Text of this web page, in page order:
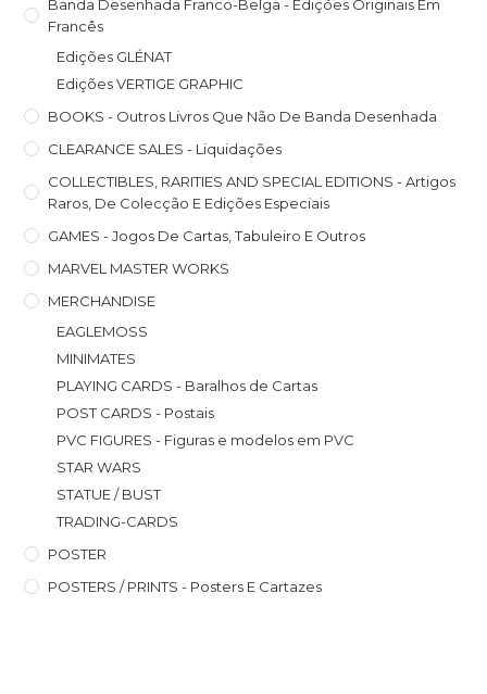
Banda Desenhada Franco-Belga - Edições Originais Em
Francês
Edições GLÉNAT
Edições VERTIGE GRAPHIC
BOOKS - Outros Livros Que Não De Banda Desenhada
CLEARANCE SALES - Liquidações
COLLECTIBLES, RARITIES AND SPECIAL EDITIONS - Artigos
Raros, De Colecção E Edições Especiais
GAMES - Jogos De Cartas, Tabuleiro E Outros
MARVEL MASTER WORKS
MERCHANDISE
EAGLEMOSS
MINIMATES
PLAYING CARDS - Baralhos de Cartas
POST CARDS - Postais
PVC FIGURES - Figuras e modelos em PVC
STAR WARS
STATUE / BUST
TRADING-CARDS
POSTER
POSTERS / PRINTS - Posters E Cartazes